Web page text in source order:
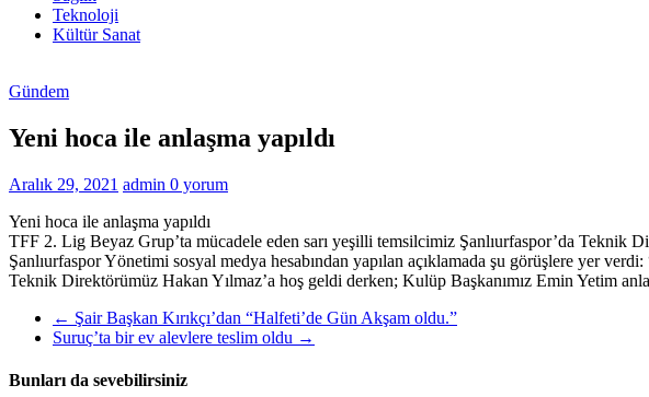
Teknoloji
Kültür Sanat
Gündem
Yeni hoca ile anlaşma yapıldı
Aralık 29, 2021 admin 0 yorum
Yeni hoca ile anlaşma yapıldı
TFF 2. Lig Beyaz Grup’ta mücadele eden sarı yeşilli temsilcimiz Şanlıurfaspor’da Teknik
Şanlıurfaspor Yönetimi sosyal medya hesabından yapılan açıklamada şu görüşlere yer
Teknik Direktörümüz Hakan Yılmaz’a hoş geldi derken; Kulüp Başkanımız Emin Yetim
← Şair Başkan Kırıkçı’dan “Halfeti’de Gün Akşam oldu.”
Suruç’ta bir ev alevlere teslim oldu →
Bunları da sevebilirsiniz